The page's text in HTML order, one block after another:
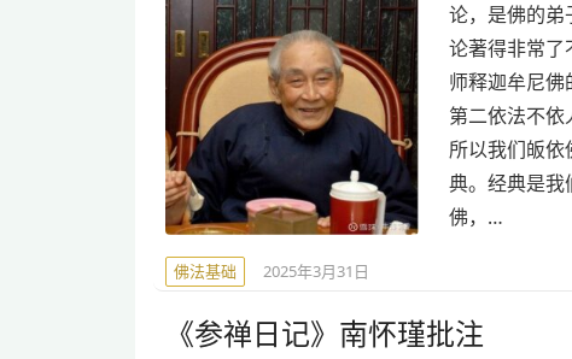
论，是佛的弟
论著得非常了
师释迦牟尼佛
第二依法不依
所以我们皈
典。经典是我
佛，…
佛法基础 2025年3月31日
《参禅日记》南怀瑾批注